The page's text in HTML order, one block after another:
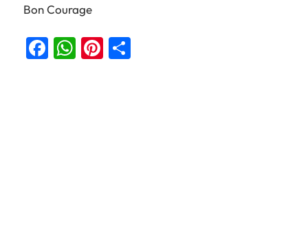
Bon Courage
Facebook
WhatsApp
Pinterest